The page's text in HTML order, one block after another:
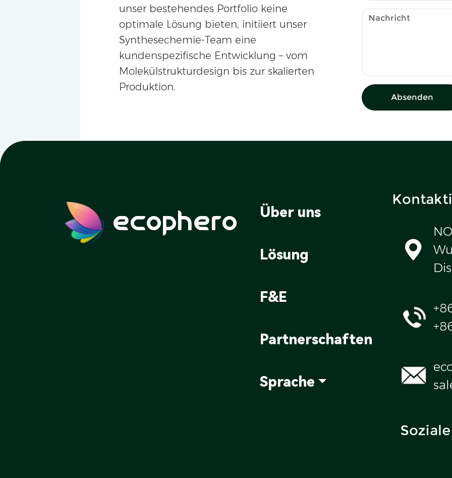
unser bestehendes Portfolio keine
optimale Lösung bieten, initiiert unser
Synthesechemie-Team eine
kundenspezifische Entwicklung – vom
Molekülstrukturdesign bis zur skalierten
Produktion.
Absenden
ecophero Über uns
Lösung
F&E
Partnerschaften
Sprache